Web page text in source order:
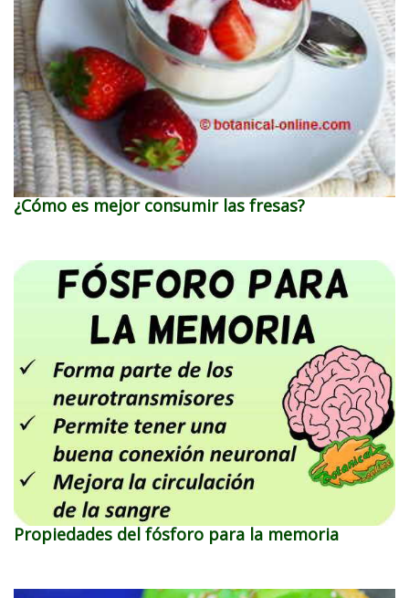
¿Cómo es mejor consumir las fresas?
Propiedades del fósforo para la memoria